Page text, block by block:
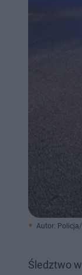
Autor:
Śledztwo